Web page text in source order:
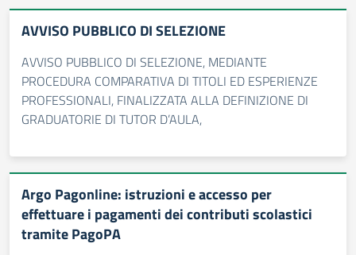
AVVISO PUBBLICO DI SELEZIONE
AVVISO PUBBLICO DI SELEZIONE, MEDIANTE
PROCEDURA COMPARATIVA DI TITOLI ED ESPERIENZE
PROFESSIONALI, FINALIZZATA ALLA DEFINIZIONE DI
GRADUATORIE DI TUTOR D’AULA,
Argo Pagonline: istruzioni e accesso per
effettuare i pagamenti dei contributi scolastici
tramite PagoPA